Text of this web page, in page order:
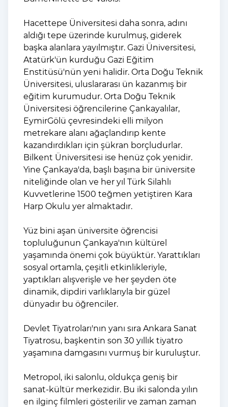
Hacettepe Üniversitesi daha sonra, adını
aldığı tepe üzerinde kurulmuş, giderek
başka alanlara yayılmıştır. Gazi Üniversitesi,
Atatürk'ün kurduğu Gazi Eğitim
Enstitüsü'nün yeni halidir. Orta Doğu Teknik
Üniversitesi, uluslararası ün kazanmış bir
eğitim kurumudur. Orta Doğu Teknik
Üniversitesi öğrencilerine Çankayalılar,
EymirGölü çevresindeki elli milyon
metrekare alanı ağaçlandırıp kente
kazandırdıkları için şükran borçludurlar.
Bilkent Üniversitesi ise henüz çok yenidir.
Yine Çankaya'da, başlı başına bir üniversite
niteliğinde olan ve her yıl Türk Silahlı
Kuvvetlerine 1500 teğmen yetiştiren Kara
Harp Okulu yer almaktadır.
Yüz bini aşan üniversite öğrencisi
topluluğunun Çankaya'nın kültürel
yaşamında önemi çok büyüktür. Yarattıkları
sosyal ortamla, çeşitli etkinlikleriyle,
yaptıkları alışverişle ve her şeyden öte
dinamik, dipdiri varlıklarıyla bir güzel
dünyadır bu öğrenciler.
Devlet Tiyatroları'nın yanı sıra Ankara Sanat
Tiyatrosu, başkentin son 30 yıllık tiyatro
yaşamına damgasını vurmuş bir kuruluştur.
Metropol, iki salonlu, oldukça geniş bir
sanat-kültür merkezidir. Bu iki salonda yılın
en ilginç filmleri gösterilir ve zaman zaman